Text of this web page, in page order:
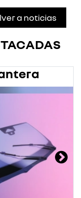
a noticias